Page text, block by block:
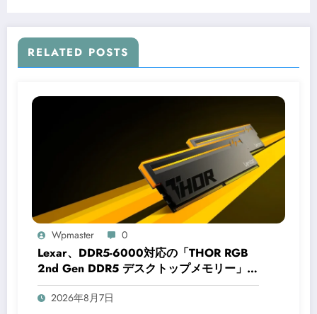
RELATED POSTS
Wpmaster 0
Lexar、DDR5-6000対応の「THOR RGB
2nd Gen DDR5 デスクトップメモリー」シ
リーズを発売
2026年8月7日